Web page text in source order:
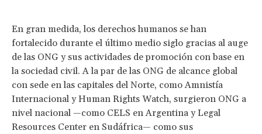
En gran medida, los derechos humanos se han
fortalecido durante el último medio siglo gracias al auge
de las ONG y sus actividades de promoción con base en
la sociedad civil. A la par de las ONG de alcance global
con sede en las capitales del Norte, como Amnistía
Internacional y Human Rights Watch, surgieron ONG a
nivel nacional —como CELS en Argentina y Legal
Resources Center en Sudáfrica— como sus